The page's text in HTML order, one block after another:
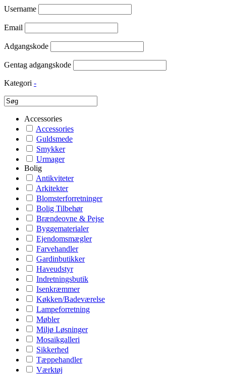
Username
Email
Adgangskode
Gentag adgangskode
Kategori -
Accessories
Accessories
Guldsmede
Smykker
Urmager
Bolig
Antikviteter
Arkitekter
Blomsterforretninger
Bolig Tilbehør
Brændeovne & Pejse
Byggematerialer
Ejendomsmægler
Farvehandler
Gardinbutikker
Haveudstyr
Indretningsbutik
Isenkræmmer
Køkken/Badeværelse
Lampeforretning
Møbler
Miljø Løsninger
Mosaikgalleri
Sikkerhed
Tæppehandler
Værktøj